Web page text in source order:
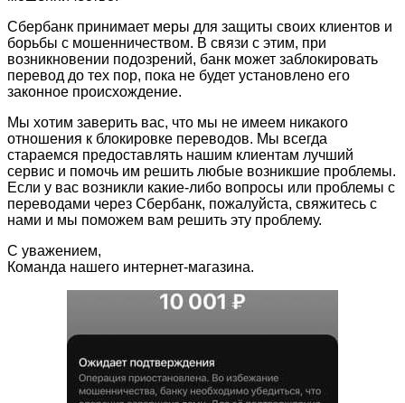
Сбербанк принимает меры для защиты своих клиентов и
борьбы с мошенничеством. В связи с этим, при
возникновении подозрений, банк может заблокировать
перевод до тех пор, пока не будет установлено его
законное происхождение.
Мы хотим заверить вас, что мы не имеем никакого
отношения к блокировке переводов. Мы всегда
стараемся предоставлять нашим клиентам лучший
сервис и помочь им решить любые возникшие проблемы.
Если у вас возникли какие-либо вопросы или проблемы с
переводами через Сбербанк, пожалуйста, свяжитесь с
нами и мы поможем вам решить эту проблему.
С уважением,
Команда нашего интернет-магазина.